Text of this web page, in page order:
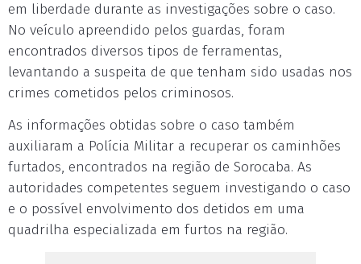
em liberdade durante as investigações sobre o caso.
No veículo apreendido pelos guardas, foram
encontrados diversos tipos de ferramentas,
levantando a suspeita de que tenham sido usadas nos
crimes cometidos pelos criminosos.
As informações obtidas sobre o caso também
auxiliaram a Polícia Militar a recuperar os caminhões
furtados, encontrados na região de Sorocaba. As
autoridades competentes seguem investigando o caso
e o possível envolvimento dos detidos em uma
quadrilha especializada em furtos na região.